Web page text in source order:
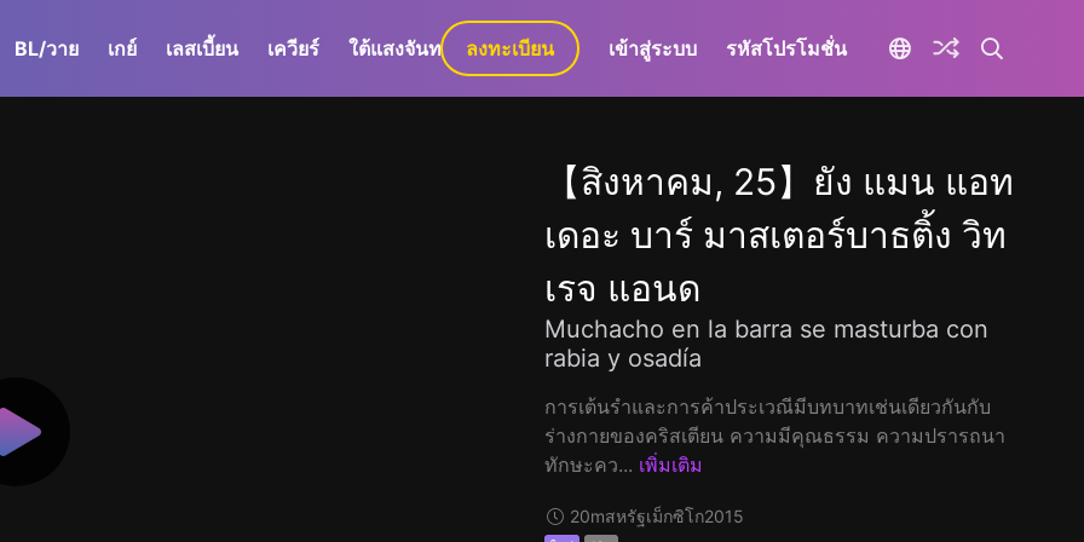
BL/วาย เกย์ เลสเบี้ยน เควียร์ ใต้แสงจันทร์ GaLa+
ลงทะเบียน เข้าสู่ระบบ รหัสโปรโมชั่น
【สิงหาคม, 25】ยัง แมน แอท
เดอะ บาร์ มาสเตอร์บาธติ้ง วิท
เรจ แอนด
Muchacho en la barra se masturba con
rabia y osadía
การเต้นรำและการค้าประเวณีมีบทบาทเช่นเดียวกันกับ
ร่างกายของคริสเตียน ความมีคุณธรรม ความปรารถนา
ทักษะคว... เพิ่มเติม
20mสหรัฐเม็กซิโก2015